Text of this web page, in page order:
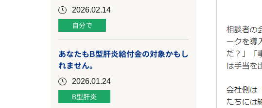
2026.02.14
自分で
あなたもB型肝炎給付金の対象かもし
れません。
2026.01.24
B型肝炎